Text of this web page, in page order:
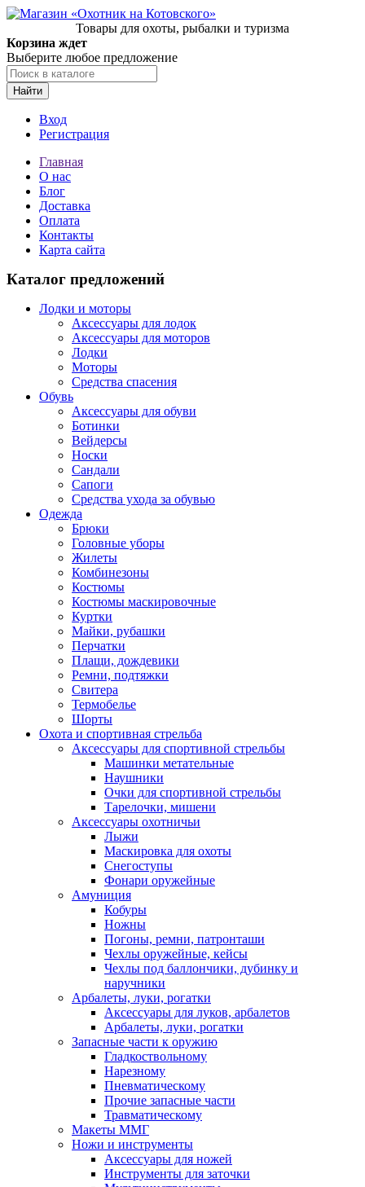
Товары для охоты, рыбалки и туризма
Корзина ждет
Выберите любое предложение
Найти
Вход
Регистрация
Главная
О нас
Блог
Доставка
Оплата
Контакты
Карта сайта
Каталог предложений
Лодки и моторы
Аксессуары для лодок
Аксессуары для моторов
Лодки
Моторы
Средства спасения
Обувь
Аксессуары для обуви
Ботинки
Вейдерсы
Носки
Сандали
Сапоги
Средства ухода за обувью
Одежда
Брюки
Головные уборы
Жилеты
Комбинезоны
Костюмы
Костюмы маскировочные
Куртки
Майки, рубашки
Перчатки
Плащи, дождевики
Ремни, подтяжки
Свитера
Термобелье
Шорты
Охота и спортивная стрельба
Аксессуары для спортивной стрельбы
Машинки метательные
Наушники
Очки для спортивной стрельбы
Тарелочки, мишени
Аксессуары охотничьи
Лыжи
Маскировка для охоты
Снегоступы
Фонари оружейные
Амуниция
Кобуры
Ножны
Погоны, ремни, патронташи
Чехлы оружейные, кейсы
Чехлы под баллончики, дубинку и
наручники
Арбалеты, луки, рогатки
Аксессуары для луков, арбалетов
Арбалеты, луки, рогатки
Запасные части к оружию
Гладкоствольному
Нарезному
Пневматическому
Прочие запасные части
Травматическому
Макеты ММГ
Ножи и инструменты
Аксессуары для ножей
Инструменты для заточки